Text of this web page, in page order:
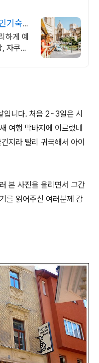
기숙소
하게 예
자쿠지,
입니다. 처음 2~3일은 시
여행 막바지에 이르렀네
지라 빨리 귀국해서 아이
본 사진을 올리면서 그간
를 읽어주신 여러분께 감